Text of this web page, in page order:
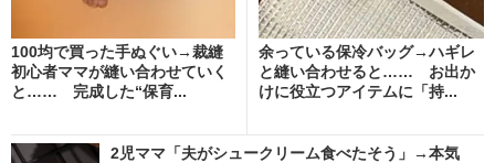
100均で買った手ぬぐい→裁縫
初心者ママが縫い合わせていく
と…… 完成した“保育...
余っている保冷バッグ→ハギレ
と縫い合わせると…… お出か
けに役立つアイテムに「持...
2児ママ「夫がシュークリーム食べたそう」→本気